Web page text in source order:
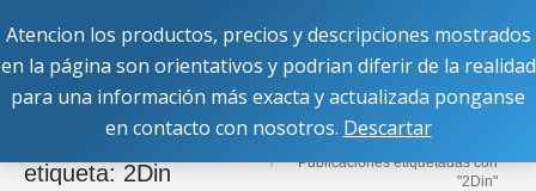
Buscar:
etiqueta: 2Din
Publicaciones etiquetadas con
"2Din"
Atencion los productos, precios y descripciones mostrados
en la página son orientativos y podrian diferir de la realidad
para una información más exacta y actualizada ponganse
en contacto con nosotros. Descartar